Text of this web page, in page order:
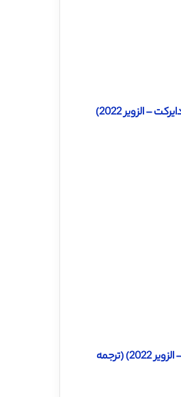
دانلود ترجمه مقاله پیش بینی درماندگی مالی از طریق تلفیق کردن ویژگی های لحن عاطفی (ساینس دایرکت – الزویر 2022)
دانلود ترجمه مقاله اثر احساس سرمایه گذار بر بازده، جریان نقدی، نرخ تنزیل و عملکرد (ساینس دایرکت – الزویر 2022) (ترجمه